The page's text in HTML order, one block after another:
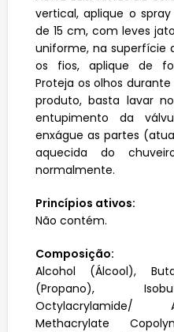
vertical, aplique o
de 15 cm, com leves
uniforme, na superfície
os fios, aplique de
Proteja os olhos
produto, basta lavar
entupimento da
enxágue as partes
aquecida do
normalmente.
Princípios ativos:
Não contém.
Composição:
Alcohol (Álcool),
(Propano),
Octylacrylamide/
Methacrylate